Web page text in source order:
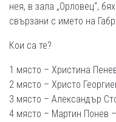
нея, в зала „Орловец“,
свързани с името на
Кои са те?
1 място – Христина
2 място – Христо
3 място – Александър
4 място – Мартин Понев